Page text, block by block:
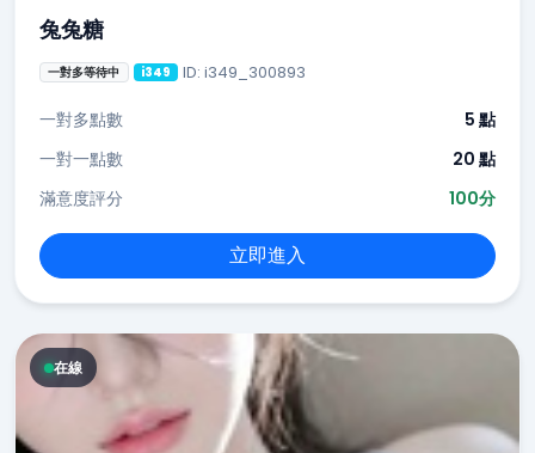
兔兔糖
一對多等待中 i349 ID: i349_300893
一對多點數
5 點
一對一點數
20 點
滿意度評分
100分
立即進入
在線